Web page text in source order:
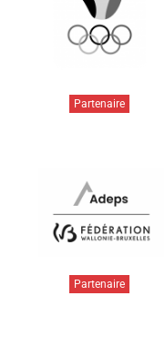
Partenaire
Partenaire